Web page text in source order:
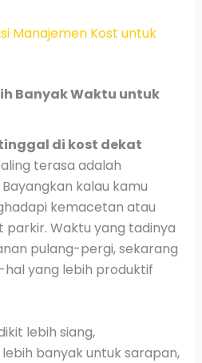
Manajemen Kost untuk
Banyak Waktu untuk
di kost dekat
terasa adalah
kalau kamu
kemacetan atau
Waktu yang tadinya
pulang-pergi, sekarang
hal yang lebih produktif
lebih siang,
banyak untuk sarapan,